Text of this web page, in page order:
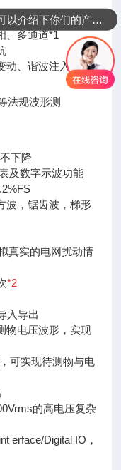
出模式
、多通道*1
动、谐波注入等并
法规波形测
下降
及数字示波功能
波，锯齿波，梯形
真实的电网扰动情
*2
入导出
物电压波形，实现
可实现待测物与电
的高电压复杂
erface/Digital IO，
可以介绍下你们的产品么